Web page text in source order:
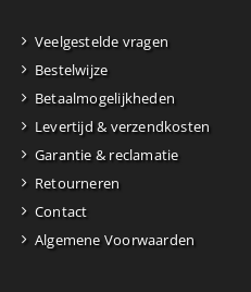
Veelgestelde vragen
Bestelwijze
Betaalmogelijkheden
Levertijd & verzendkosten
Garantie & reclamatie
Retourneren
Contact
Algemene Voorwaarden